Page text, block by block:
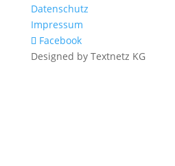
Datenschutz
Impressum
Facebook
Designed by Textnetz KG